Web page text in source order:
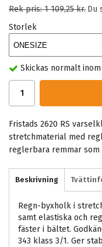
Rek pris:1 109,25 kr. Du
Storlek
Skickas normalt
Fristads 2620 RS
stretchmaterial med
reglerbara remmar
Beskrivning
Regn-byxholk i
samt elastiska och
fäster i bältet.
343 klass 3/1. Ger